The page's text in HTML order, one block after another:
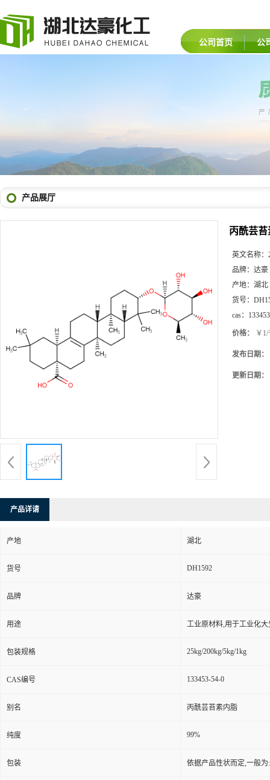
公司首页 公
产品展厅
丙酰芸
英文名称：
品牌： 达豪
产地： 湖北
货号：
cas：
价格： ￥
发布日期：
更新日期：
产品详请
产地 湖北
货号 DH1592
品牌 达豪
用途 工业原材料,用于工业化大
包装规格 25kg/200kg/5kg/1kg
CAS编号 133453-54-0
别名 丙酰芸苔素内脂
纯度 99%
包装 依据产品性状而定,一般